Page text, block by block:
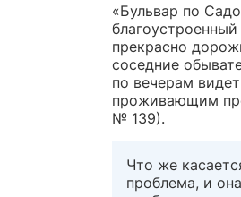
«Бульвар по
прекрасно
соседние
по вечерам
проживающим
№ 139).
Что же
проблема, и